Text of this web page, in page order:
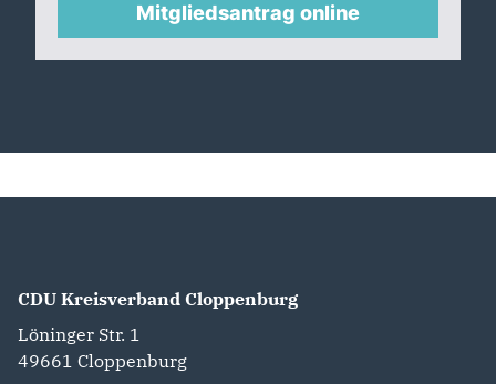
Mitgliedsantrag online
CDU Kreisverband Cloppenburg
Löninger Str. 1
49661 Cloppenburg